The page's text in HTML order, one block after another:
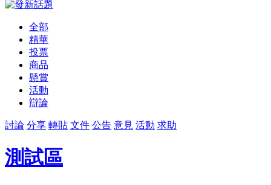
全部
精華
投票
商品
懸賞
活動
辯論
討論 分享 轉貼 文件 公告 意見 活動 求助
測試區